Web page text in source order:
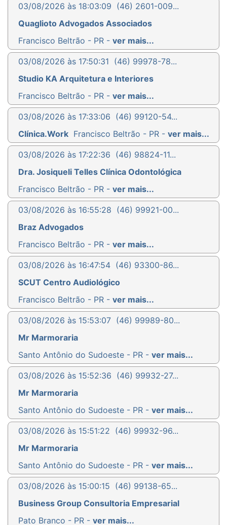
03/08/2026 às 18:03:09 (46) 2601-009...
Quaglioto Advogados Associados
Francisco Beltrão - PR - ver mais...
03/08/2026 às 17:50:31 (46) 99978-78...
Studio KA Arquitetura e Interiores
Francisco Beltrão - PR - ver mais...
03/08/2026 às 17:33:06 (46) 99120-54...
Clínica.Work Francisco Beltrão - PR - ver mais...
03/08/2026 às 17:22:36 (46) 98824-11...
Dra. Josiqueli Telles Clínica Odontológica
Francisco Beltrão - PR - ver mais...
03/08/2026 às 16:55:28 (46) 99921-00...
Braz Advogados
Francisco Beltrão - PR - ver mais...
03/08/2026 às 16:47:54 (46) 93300-86...
SCUT Centro Audiológico
Francisco Beltrão - PR - ver mais...
03/08/2026 às 15:53:07 (46) 99989-80...
Mr Marmoraria
Santo Antônio do Sudoeste - PR - ver mais...
03/08/2026 às 15:52:36 (46) 99932-27...
Mr Marmoraria
Santo Antônio do Sudoeste - PR - ver mais...
03/08/2026 às 15:51:22 (46) 99932-96...
Mr Marmoraria
Santo Antônio do Sudoeste - PR - ver mais...
03/08/2026 às 15:00:15 (46) 99138-65...
Business Group Consultoria Empresarial
Pato Branco - PR - ver mais...